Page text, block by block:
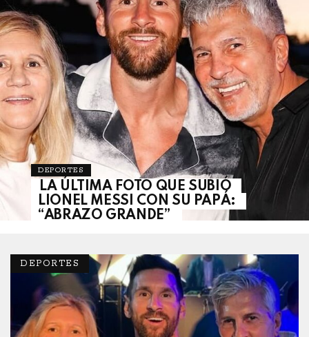
DEPORTES
LA ÚLTIMA FOTO QUE SUBIÓ
LIONEL MESSI CON SU PAPÁ:
“ABRAZO GRANDE”
DEPORTES